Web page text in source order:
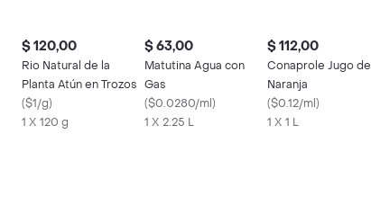
$ 120,00
Rio Natural de la
Planta Atún en Trozos
($1/g)
1 X 120 g
$ 63,00
Matutina Agua con
Gas
($0.0280/ml)
1 X 2.25 L
$ 112,00
Conaprole Jugo de
Naranja
($0.12/ml)
1 X 1 L